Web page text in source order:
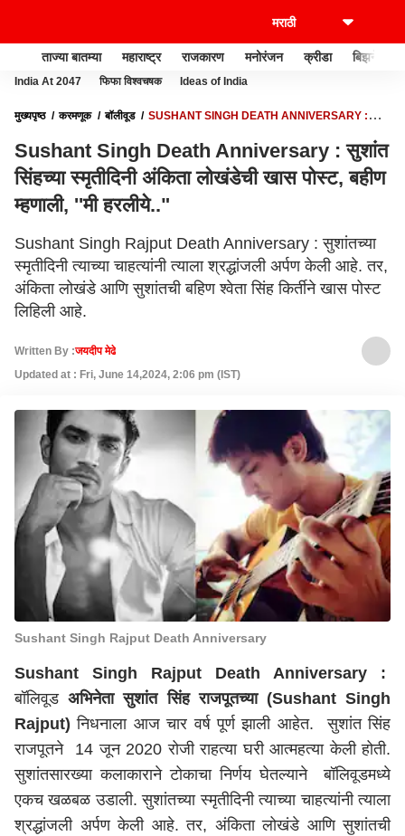
ताज्या बातम्या महाराष्ट्र राजकारण मनोरंजन क्रीडा बिझनेस
India At 2047 फिफा विश्वचषक Ideas of India
मुख्यपृष्ठ करमणूक बॉलीवूड
SUSHANT SINGH DEATH ANNIVERSARY :
Sushant Singh Death Anniversary : सुशांत
सिंहच्या स्मृतीदिनी अंकिता लोखंडेची खास पोस्ट, बहीण
म्हणाली, ''मी हरलीये.."
Sushant Singh Rajput Death Anniversary : सुशांतच्या
स्मृतीदिनी त्याच्या चाहत्यांनी त्याला श्रद्धांजली अर्पण केली आहे. तर,
अंकिता लोखंडे आणि सुशांतची बहिण श्वेता सिंह किर्तीने खास पोस्ट
लिहिली आहे.
Written By :जयदीप मेढे
Updated at : Fri, June 14,2024, 2:06 pm (IST)
Sushant Singh Rajput Death Anniversary
Sushant Singh Rajput Death Anniversary :
बॉलिवूडअभिनेता सुशांत सिंह राजपूतच्या (Sushant Singh
Rajput) निधनाला आज चार वर्ष पूर्ण झाली आहेत. सुशांत सिंह
राजपूतने 14 जून 2020 रोजी राहत्या घरी आत्महत्या केली होती.
सुशांतसारख्या कलाकाराने टोकाचा निर्णय घेतल्याने बॉलिवूडमध्ये
एकच खळबळ उडाली. सुशांतच्या स्मृतीदिनी त्याच्या चाहत्यांनी त्याला
श्रद्धांजली अर्पण केली आहे. तर, अंकिता लोखंडे आणि सुशांतची